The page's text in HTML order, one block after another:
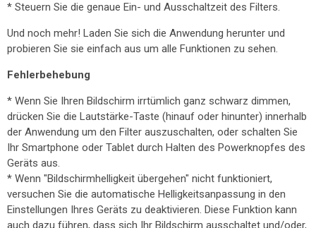
* Steuern Sie die genaue Ein- und Ausschaltzeit des Filters.
Und noch mehr! Laden Sie sich die Anwendung herunter und
probieren Sie sie einfach aus um alle Funktionen zu sehen.
Fehlerbehebung
* Wenn Sie Ihren Bildschirm irrtümlich ganz schwarz dimmen,
drücken Sie die Lautstärke-Taste (hinauf oder hinunter) innerhalb
der Anwendung um den Filter auszuschalten, oder schalten Sie
Ihr Smartphone oder Tablet durch Halten des Powerknopfes des
Geräts aus.
* Wenn "Bildschirmhelligkeit übergehen" nicht funktioniert,
versuchen Sie die automatische Helligkeitsanpassung in den
Einstellungen Ihres Geräts zu deaktivieren. Diese Funktion kann
auch dazu führen, dass sich Ihr Bildschirm ausschaltet und/oder,